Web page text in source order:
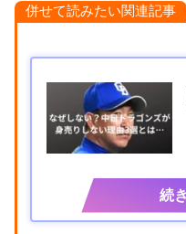
併せて読みたい関連記事